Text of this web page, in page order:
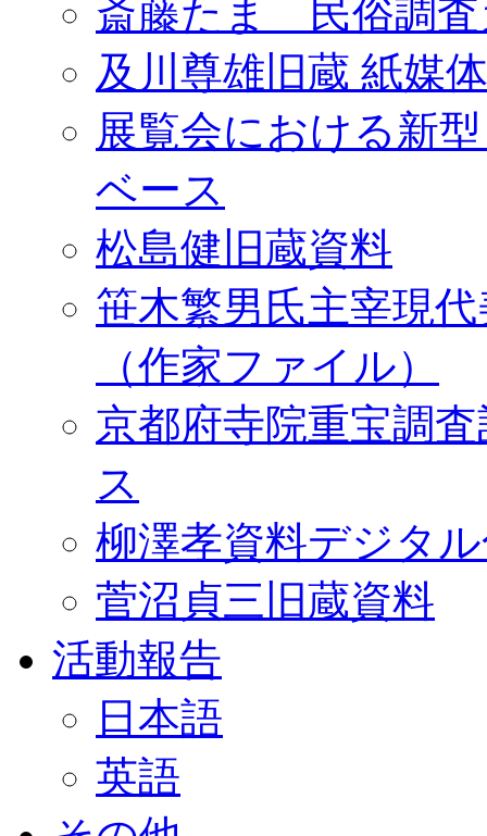
斎藤たま 民俗調査
及川尊雄旧蔵 紙媒
展覧会における新
ベース
松島健旧蔵資料
笹木繁男氏主宰現
（作家ファイル）
京都府寺院重宝調
ス
柳澤孝資料デジタ
菅沼貞三旧蔵資料
活動報告
日本語
英語